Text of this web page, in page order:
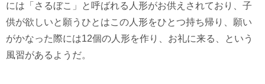
には「さるぼこ」と呼ばれる人形がお供えされており、子
供が欲しいと願うひとはこの人形をひとつ持ち帰り、願い
がかなった際には12個の人形を作り、お礼に来る、という
風習があるようだ。